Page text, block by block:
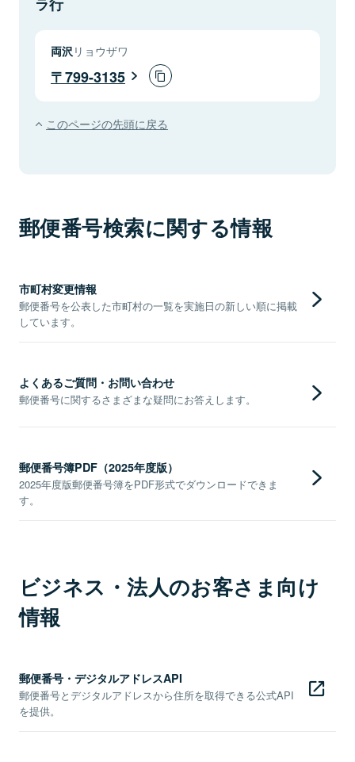
両沢 リョウザワ
799-3135
このページの先頭に戻る
郵便番号検索に関する情報
市町村変更情報
郵便番号を公表した市町村の一覧を実施日の新しい順に掲載
しています。
よくあるご質問・お問い合わせ
郵便番号に関するさまざまな疑問にお答えします。
郵便番号簿PDF（2025年度版）
2025年度版郵便番号簿をPDF形式でダウンロードできま
す。
ビジネス・法人のお客さま向け
情報
郵便番号・デジタルアドレスAPI
郵便番号とデジタルアドレスから住所を取得できる公式API
を提供。